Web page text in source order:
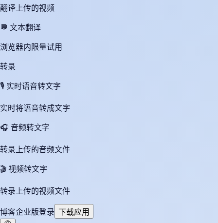
翻译上传的视频
💬 文本翻译
浏览器内限量试用
转录
🎙️ 实时语音转文字
实时将语音转成文字
🎧 音频转文字
转录上传的音频文件
🎬 视频转文字
转录上传的视频文件
博客企业版登录 下载应用